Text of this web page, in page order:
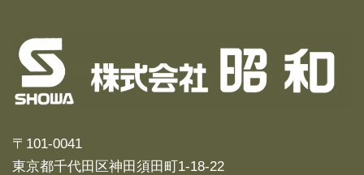
〒101-0041
東京都千代田区神田須田町1-18-22